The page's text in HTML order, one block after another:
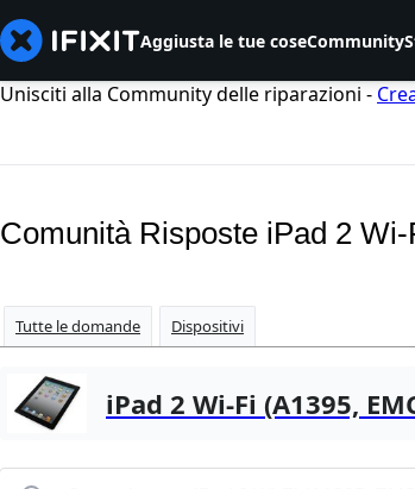
Aggiusta le tue coseCommunity
Unisciti alla Community delle riparazioni -
Comunità Risposte iPad 2
Tutte le domande Dispositivi
iPad 2 Wi-Fi (A1395,